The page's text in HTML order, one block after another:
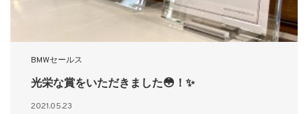
BMWセールス
光栄な賞をいただきました😳！✨
2021.05.23